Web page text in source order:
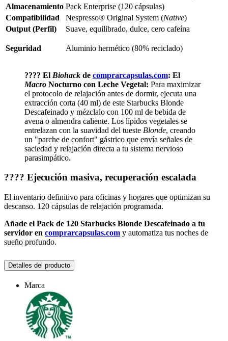
Almacenamiento Pack Enterprise (120 cápsulas)
Compatibilidad
Nespresso® Original System (Native)
Output (Perfil)
Suave, equilibrado, dulce, cero cafeína
Seguridad Aluminio hermético (80% reciclado)
???? El Biohack de comprarcapsulas.com: El
Macro Nocturno con Leche Vegetal: Para maximizar
el protocolo de relajación antes de dormir, ejecuta una
extracción corta (40 ml) de este Starbucks Blonde
Descafeinado y mézclalo con 100 ml de bebida de
avena o almendra caliente. Los lípidos vegetales se
entrelazan con la suavidad del tueste Blonde, creando
un "parche de confort" gástrico que envía señales de
saciedad y relajación directa a tu sistema nervioso
parasimpático.
???? Ejecución masiva, recuperación escalada
El inventario definitivo para oficinas y hogares que optimizan su
descanso. 120 cápsulas de relajación programada.
Añade el Pack de 120 Starbucks Blonde Descafeinado a tu
servidor en comprarcapsulas.com y automatiza tus noches de
sueño profundo.
Detalles del producto
Marca